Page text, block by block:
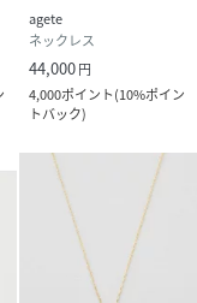
agete
ネックレス
44,000円
4,000ポイント(10%ポイン
トバック)